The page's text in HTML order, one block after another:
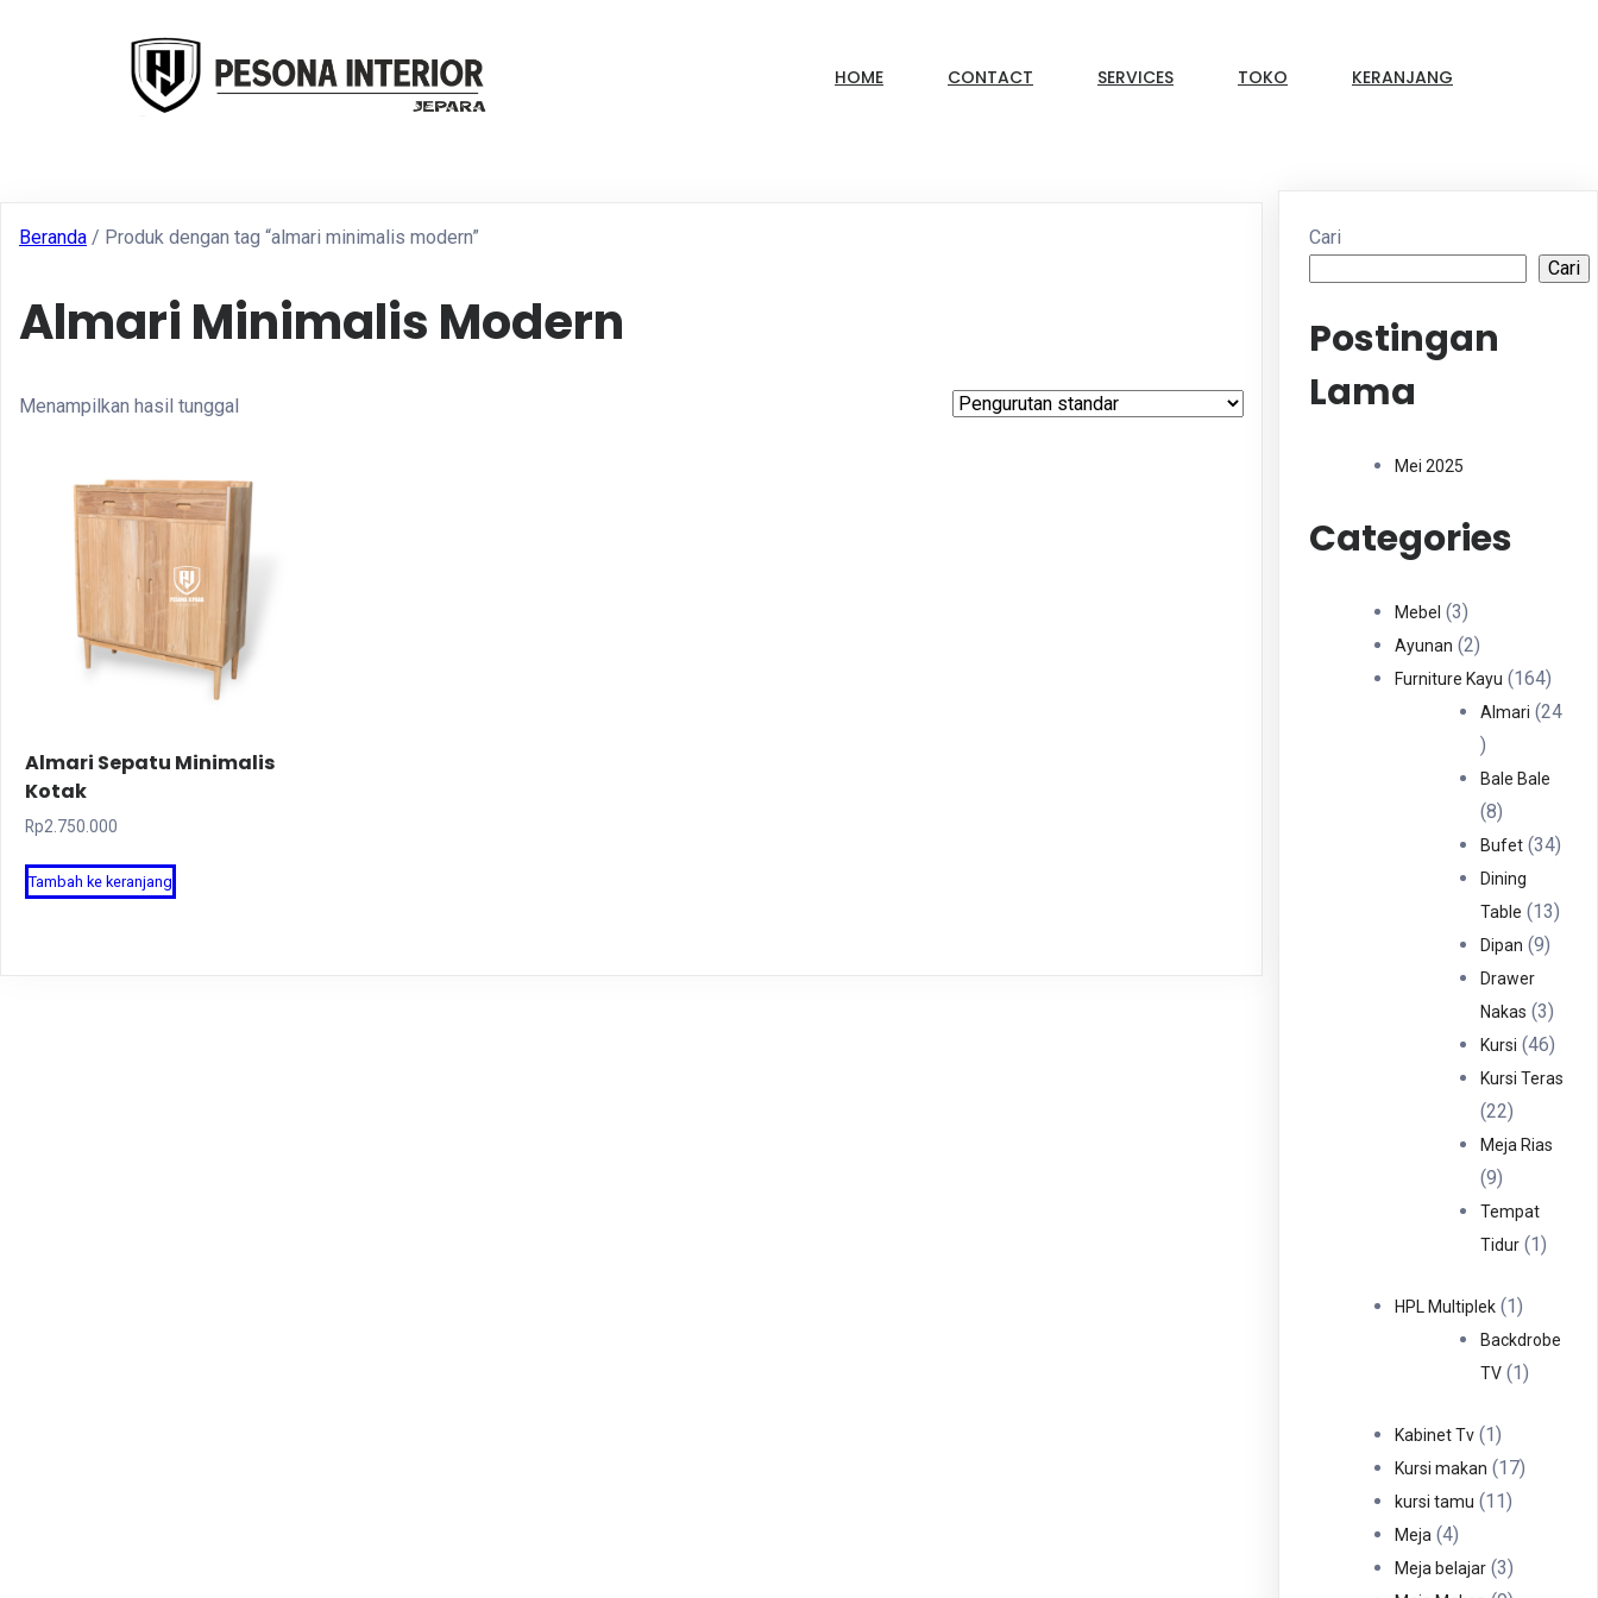
HOME CONTACT SERVICES TOKO KERANJANG
Beranda / Produk dengan tag “almari minimalis modern”
Almari Minimalis Modern
Menampilkan hasil tunggal
Almari Sepatu Minimalis
Kotak
Rp2.750.000
Tambah ke keranjang
Cari
Cari
Postingan
Lama
Mei 2025
Categories
Mebel 33
Produk
Ayunan 22
Produk
Furniture Kayu 164164
Almari
24
24
Produk
Bale Bale
88
Produk
Bufet 3434
Dining
Table
1313
Dipan 99
Drawer
Nakas
33
Kursi 4646
Kursi Teras
2222
Produk
Meja Rias
99
Produk
Tempat
Tidur
11
HPL Multiplek 11
Produk
Backdrobe
TV
11
Kabinet Tv 11
Produk
Kursi makan 1717
kursi tamu 1111
Meja 44
Produk
Meja belajar 33